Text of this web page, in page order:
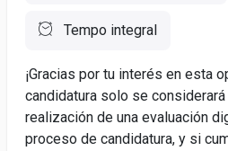
Tempo integral
¡Gracias por tu interés en esta
candidatura solo se
realización de una evaluación
proceso de candidatura, y si